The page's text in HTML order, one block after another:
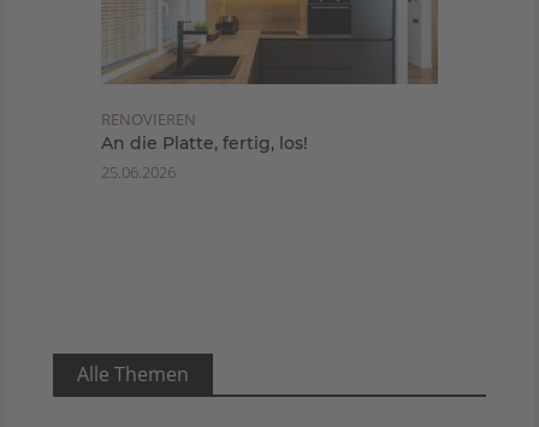
RENOVIEREN
An die Platte, fertig, los!
25.06.2026
Alle Themen